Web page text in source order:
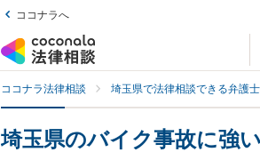
ココナラへ
ココナラ法律相談 埼玉県で法律相談できる弁護士
埼玉県のバイク事故に強